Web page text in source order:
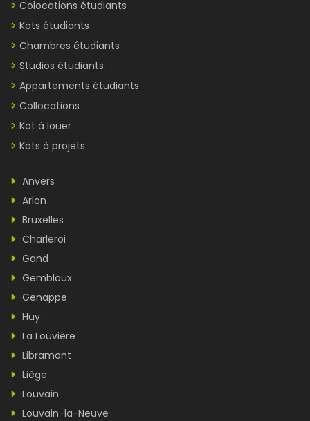
Colocations étudiants
Kots étudiants
Chambres étudiants
Studios étudiants
Appartements étudiants
Collocations
Kot à louer
Kots à projets
Anvers
Arlon
Bruxelles
Charleroi
Gand
Gembloux
Genappe
Huy
La Louvière
Libramont
Liège
Louvain
Louvain-la-Neuve